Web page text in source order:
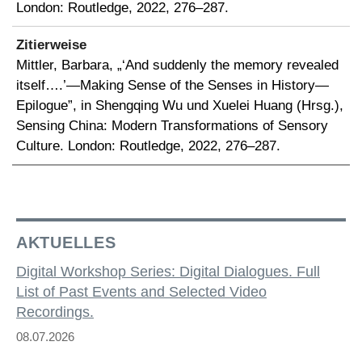
London: Routledge, 2022, 276–287.
Zitierweise
Mittler, Barbara, „‘And suddenly the memory revealed
itself….’—Making Sense of the Senses in History—
Epilogue”, in Shengqing Wu und Xuelei Huang (Hrsg.),
Sensing China: Modern Transformations of Sensory
Culture. London: Routledge, 2022, 276–287.
AKTUELLES
Digital Workshop Series: Digital Dialogues. Full
List of Past Events and Selected Video
Recordings.
08.07.2026